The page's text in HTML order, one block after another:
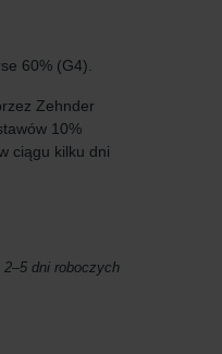
60% (G4).
Zehnder
10%
ciągu kilku dni
dni roboczych